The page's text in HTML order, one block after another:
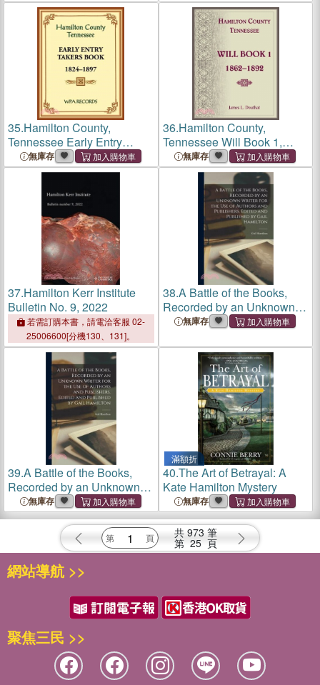
35.Hamilton County,
Tennessee Early Entry
Takers Book, 1824-1897
無庫存
36.Hamilton County,
Tennessee Will Book 1,
1862-1892
無庫存
37.Hamilton Kerr Institute
Bulletin No. 9, 2022
若需訂購本書，請電洽客服 02-
25006600[分機130、131]。
38.A Battle of the Books,
Recorded by an Unknown
Writer for the use of Authors
Published by Gail Hamilton
無庫存
39.A Battle of the Books,
Recorded by an Unknown
Writer for the use of Authors
and Publishers. Edited and
Published by Gail Hamilton
無庫存
滿額折
40.The Art of Betrayal: A
Kate Hamilton Mystery
無庫存
共 973 筆
第 25 頁
網站導航 >>
聚焦三民 >>